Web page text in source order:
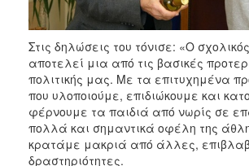
Στις δηλώσεις του τόνισε: «Ο
αποτελεί μια από τις βασικές
πολιτικής μας. Με τα επιτυχημένα
που υλοποιούμε, επιδιώκουμε και
φέρνουμε τα παιδιά από νωρίς σε
πολλά και σημαντικά οφέλη της
κρατάμε μακριά από άλλες,
δραστηριότητες.